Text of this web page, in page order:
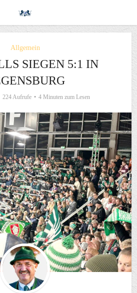
Allgemein
SIEGEN 5:1 IN
224 Aufrufe 4 Minuten zum Lesen